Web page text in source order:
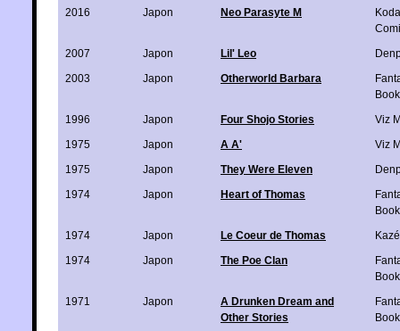
2016
Japon Neo Parasyte M
2007
Japon Lil' Leo
2003
Japon Otherworld Barbara
1996
Japon Four Shojo Stories
Viz
1975
Japon A A'
Viz
1975
Japon They Were Eleven
1974
Japon Heart of Thomas
1974
Japon Le Coeur de Thomas
1974
Japon The Poe Clan
1971
Japon
A Drunken Dream and
Other Stories